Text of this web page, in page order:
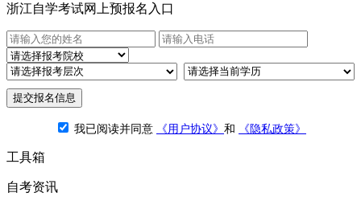
浙江自学考试网上预报名入口
提交报名信息
我已阅读并同意 《用户协议》 和 《隐私政策》
工具箱
自考资讯